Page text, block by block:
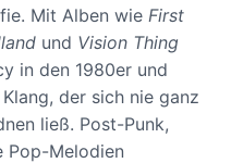
Mit Alben wie First
und Vision Thing
in den 1980er und
der sich nie ganz
ließ. Post-Punk,
Pop-Melodien